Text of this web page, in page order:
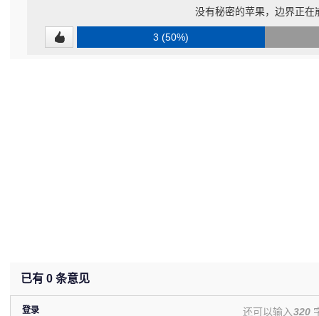
没有秘密的苹果，边界正在
3 (50%)
已有 0 条意见
登录 还可以输入320